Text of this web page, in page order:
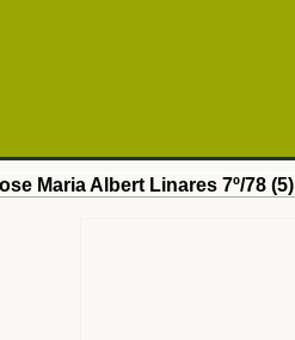
Maria Albert Linares 7º/78 (5)